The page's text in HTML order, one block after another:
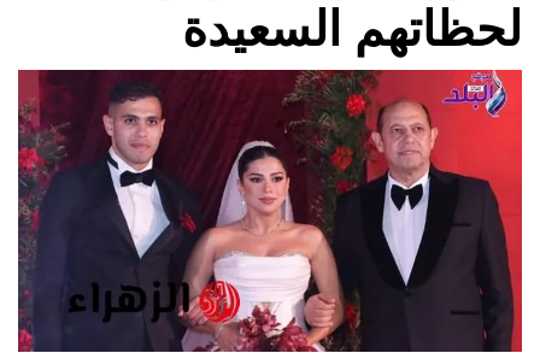
لحظاتهم السعيدة